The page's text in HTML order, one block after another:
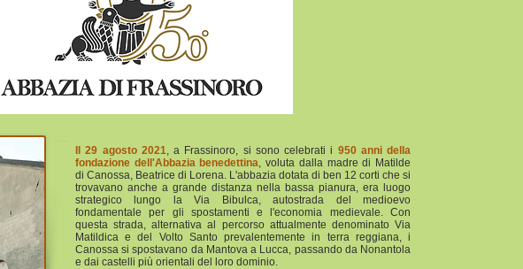
Il 29 agosto 2021, a Frassinoro, si sono celebrati i 950 anni della
fondazione dell'Abbazia benedettina, voluta dalla madre di Matilde
di Canossa, Beatrice di Lorena. L'abbazia dotata di ben 12 corti che si
trovavano anche a grande distanza nella bassa pianura, era luogo
strategico lungo la Via Bibulca, autostrada del medioevo
fondamentale per gli spostamenti e l'economia medievale. Con
questa strada, alternativa al percorso attualmente denominato Via
Matildica e del Volto Santo prevalentemente in terra reggiana, i
Canossa si spostavano da Mantova a Lucca, passando da Nonantola
e dai castelli più orientali del loro dominio.